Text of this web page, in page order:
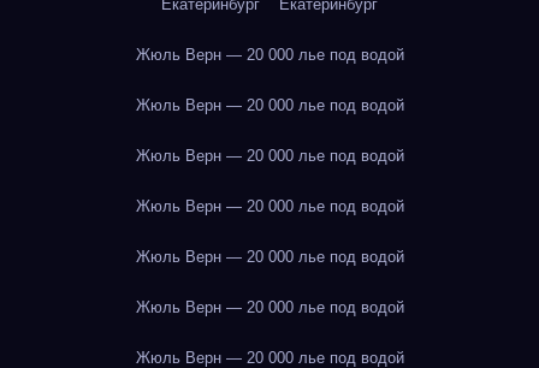
Екатеринбург Екатеринбург
Жюль Верн — 20 000 лье под водой
Жюль Верн — 20 000 лье под водой
Жюль Верн — 20 000 лье под водой
Жюль Верн — 20 000 лье под водой
Жюль Верн — 20 000 лье под водой
Жюль Верн — 20 000 лье под водой
Жюль Верн — 20 000 лье под водой